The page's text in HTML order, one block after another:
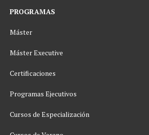
PROGRAMAS
Máster
Máster Executive
Certificaciones
Programas Ejecutivos
Cursos de Especialización